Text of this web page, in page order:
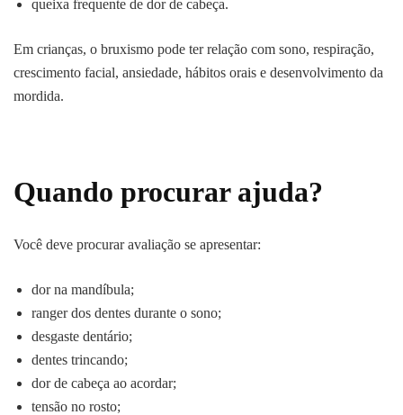
queixa frequente de dor de cabeça.
Em crianças, o bruxismo pode ter relação com sono, respiração,
crescimento facial, ansiedade, hábitos orais e desenvolvimento da
mordida.
Quando procurar ajuda?
Você deve procurar avaliação se apresentar:
dor na mandíbula;
ranger dos dentes durante o sono;
desgaste dentário;
dentes trincando;
dor de cabeça ao acordar;
tensão no rosto;